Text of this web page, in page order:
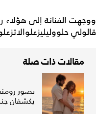
ووجهت الفنانة إلى هؤلاء
قالولي
مقالات ذات صلة
بصور
يكشفان